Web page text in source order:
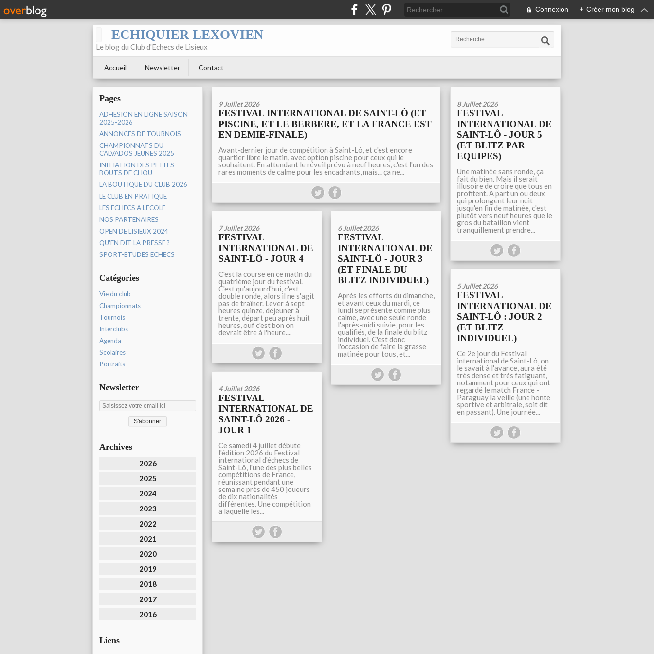
Connexion + Créer mon blog
ECHIQUIER LEXOVIEN
Le blog du Club d'Echecs de Lisieux
Accueil Newsletter Contact
Pages
ADHESION EN LIGNE SAISON
2025-2026
ANNONCES DE TOURNOIS
CHAMPIONNATS DU
CALVADOS JEUNES 2025
INITIATION DES PETITS
BOUTS DE CHOU
LA BOUTIQUE DU CLUB 2026
LE CLUB EN PRATIQUE
LES ECHECS A L'ECOLE
NOS PARTENAIRES
OPEN DE LISIEUX 2024
QU'EN DIT LA PRESSE ?
SPORT-ETUDES ECHECS
Catégories
Vie du club
Championnats
Tournois
Interclubs
Agenda
Scolaires
Portraits
Newsletter
Archives
2026
2025
2024
2023
2022
2021
2020
2019
2018
2017
2016
Liens
9 Juillet 2026
FESTIVAL INTERNATIONAL DE SAINT-LÔ (ET
PISCINE, ET LE BERBERE, ET LA FRANCE EST
EN DEMIE-FINALE)
Avant-dernier jour de compétition à Saint-Lô, et c'est encore
quartier libre le matin, avec option piscine pour ceux qui le
souhaitent. En attendant le réveil prévu à neuf heures, c'est l'un des
rares moments de calme pour les encadrants, mais... ça ne...
8 Juillet 2026
FESTIVAL
INTERNATIONAL DE
SAINT-LÔ - JOUR 5
(ET BLITZ PAR
EQUIPES)
Une matinée sans ronde, ça
fait du bien. Mais il serait
illusoire de croire que tous en
profitent. A part un ou deux
qui prolongent leur nuit
jusqu'en fin de matinée, c'est
plutôt vers neuf heures que le
gros du bataillon vient
tranquillement prendre...
7 Juillet 2026
FESTIVAL
INTERNATIONAL DE
SAINT-LÔ - JOUR 4
C'est la course en ce matin du
quatrième jour du festival.
C'est qu'aujourd'hui, c'est
double ronde, alors il ne s'agit
pas de traîner. Lever à sept
heures quinze, déjeuner à
trente, départ peu après huit
heures, ouf c'est bon on
devrait être à l'heure....
6 Juillet 2026
FESTIVAL
INTERNATIONAL DE
SAINT-LÔ - JOUR 3
(ET FINALE DU
BLITZ INDIVIDUEL)
Après les efforts du dimanche,
et avant ceux du mardi, ce
lundi se présente comme plus
calme, avec une seule ronde
l'après-midi suivie, pour les
qualifiés, de la finale du blitz
individuel. C'est donc
l'occasion de faire la grasse
matinée pour tous, et...
5 Juillet 2026
FESTIVAL
INTERNATIONAL DE
SAINT-LÔ : JOUR 2
(ET BLITZ
INDIVIDUEL)
Ce 2e jour du Festival
international de Saint-Lô, on
le savait à l'avance, aura été
très dense et très fatiguant,
notamment pour ceux qui ont
regardé le match France -
Paraguay la veille (une honte
sportive et arbitrale, soit dit
en passant). Une journée...
4 Juillet 2026
FESTIVAL
INTERNATIONAL DE
SAINT-LÔ 2026 -
JOUR 1
Ce samedi 4 juillet débute
l'édition 2026 du Festival
international d'échecs de
Saint-Lô, l'une des plus belles
compétitions de France,
réunissant pendant une
semaine près de 450 joueurs
de dix nationalités
différentes. Une compétition
à laquelle les...